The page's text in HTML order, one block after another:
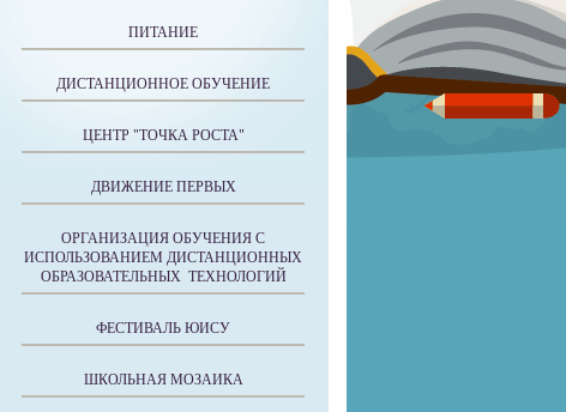
ПИТАНИЕ
ДИСТАНЦИОННОЕ ОБУЧЕНИЕ
ЦЕНТР "ТОЧКА РОСТА"
ДВИЖЕНИЕ ПЕРВЫХ
ОРГАНИЗАЦИЯ ОБУЧЕНИЯ С
ИСПОЛЬЗОВАНИЕМ ДИСТАНЦИОННЫХ
ОБРАЗОВАТЕЛЬНЫХ ТЕХНОЛОГИЙ
ФЕСТИВАЛЬ ЮИСУ
ШКОЛЬНАЯ МОЗАИКА